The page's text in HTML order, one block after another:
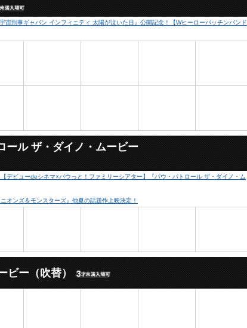
宙刑事ギャバン インフィニティ 太陽が泣いた日』公開記念！【Wヒーローパッチンバンド
ール ザ・ダイノ・ムービー
デビューdeシネマ×パウっと！ファミリーシアター】『パウ・パトロール ザ・ダイノ・ム
オンズ＆モンスターズ』他夏の話題作上映決定！
ビー（吹替）